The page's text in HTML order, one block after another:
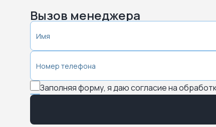
Вызов менеджера
Заполняя форму, я даю согласие на